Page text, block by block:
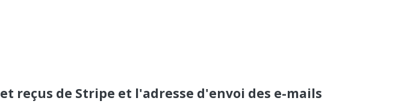
reçus de Stripe et l'adresse d'envoi des e-mails